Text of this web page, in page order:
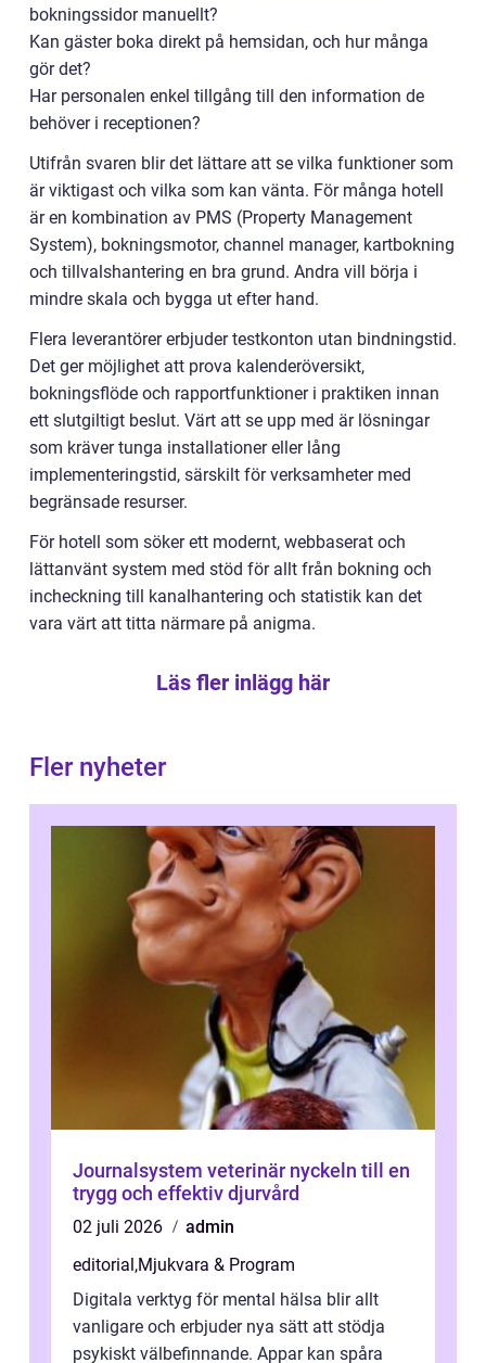
bokningssidor manuellt?
Kan gäster boka direkt på hemsidan, och hur många
gör det?
Har personalen enkel tillgång till den information de
behöver i receptionen?
Utifrån svaren blir det lättare att se vilka funktioner som
är viktigast och vilka som kan vänta. För många hotell
är en kombination av PMS (Property Management
System), bokningsmotor, channel manager, kartbokning
och tillvalshantering en bra grund. Andra vill börja i
mindre skala och bygga ut efter hand.
Flera leverantörer erbjuder testkonton utan bindningstid.
Det ger möjlighet att prova kalenderöversikt,
bokningsflöde och rapportfunktioner i praktiken innan
ett slutgiltigt beslut. Värt att se upp med är lösningar
som kräver tunga installationer eller lång
implementeringstid, särskilt för verksamheter med
begränsade resurser.
För hotell som söker ett modernt, webbaserat och
lättanvänt system med stöd för allt från bokning och
incheckning till kanalhantering och statistik kan det
vara värt att titta närmare på anigma.
Läs fler inlägg här
Fler nyheter
Journalsystem veterinär nyckeln till en
trygg och effektiv djurvård
02 juli 2026
admin
editorial ,Mjukvara & Program
Digitala verktyg för mental hälsa blir allt
vanligare och erbjuder nya sätt att stödja
psykiskt välbefinnande. Appar kan spåra